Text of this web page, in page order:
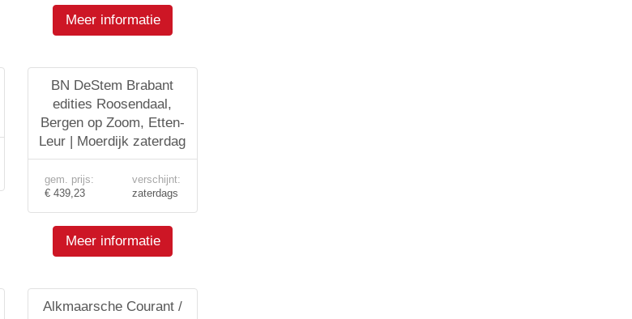
Meer informatie
BN DeStem Brabant
edities Roosendaal,
Bergen op Zoom, Etten-
Leur | Moerdijk zaterdag
gem. prijs:
€ 439,23
verschijnt:
zaterdags
Meer informatie
Alkmaarsche Courant /